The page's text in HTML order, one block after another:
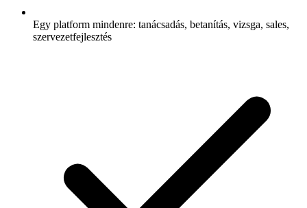
Egy platform mindenre: tanácsadás, betanítás, vizsga, sales,
szervezetfejlesztés